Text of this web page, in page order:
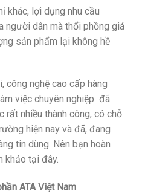
khác, lợi dụng nhu cầu
người dân mà thổi phồng giá
sản phẩm lại không hề
công nghệ cao cấp hàng
việc chuyên nghiệp đã
rất nhiều thành công, có chỗ
hiện nay và đã, đang
tin dùng. Nên bạn hoàn
khảo tại đây.
ATA Việt Nam